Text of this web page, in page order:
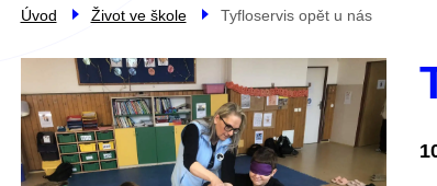
Úvod Život ve škole Tyfloservis opět u nás